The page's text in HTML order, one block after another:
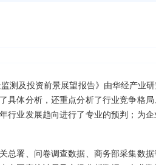
测及投资前景展望报告》由华经产业
具体分析，还重点分析了行业竞争格
行业发展趋向进行了专业的预判；为
总署、问卷调查数据、商务部采集数